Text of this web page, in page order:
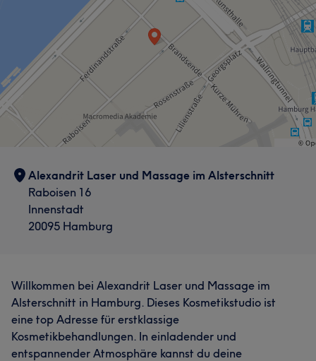
Alexandrit Laser und Massage im Alsterschnitt
Raboisen 16
Innenstadt
20095 Hamburg
Willkommen bei Alexandrit Laser und Massage im
Alsterschnitt in Hamburg. Dieses Kosmetikstudio ist
eine top Adresse für erstklassige
Kosmetikbehandlungen. In einladender und
entspannender Atmosphäre kannst du deine